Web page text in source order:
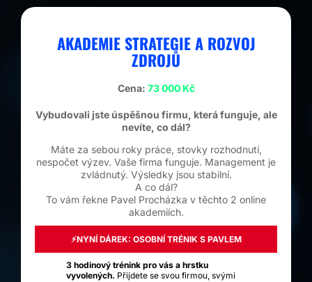
AKADEMIE STRATEGIE A ROZVOJ
ZDROJŮ
Cena: 73 000 Kč
Vybudovali jste úspěšnou firmu, která funguje, ale
nevíte, co dál?
Máte za sebou roky práce, stovky rozhodnutí,
nespočet výzev. Vaše firma funguje. Management je
zvládnutý. Výsledky jsou stabilní.
A co dál?
To vám řekne Pavel Procházka v těchto 2 online
akademiích.
⚡NYNÍ DÁREK: OSOBNÍ TRÉNIK S PAVLEM
3 hodinový trénink pro vás a hrstku
vyvolených. Přijdete se svou firmou, svými